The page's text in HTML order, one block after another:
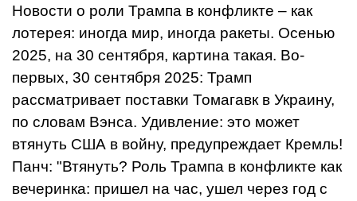
Новости о роли Трампа в конфликте – как
лотерея: иногда мир, иногда ракеты. Осенью
2025, на 30 сентября, картина такая. Во-
первых, 30 сентября 2025: Трамп
рассматривает поставки Томагавк в Украину,
по словам Вэнса. Удивление: это может
втянуть США в войну, предупреждает Кремль!
Панч: "Втянуть? Роль Трампа в конфликте как
вечеринка: пришел на час, ушел через год с